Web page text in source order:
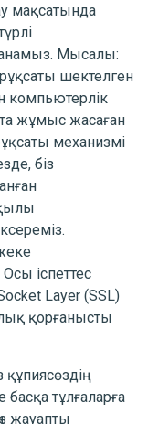
мақсатында
Мысалы:
рұқсаты шектелген
компьютерлік
жұмыс жасаған
механизмі
біз
Осы іспеттес
Layer (SSL)
қорғанысты
тұлғаларға
жауапты